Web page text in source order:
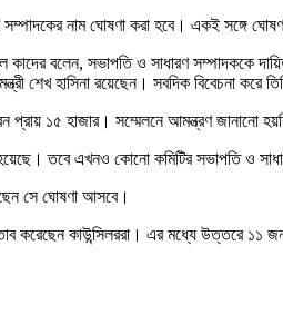
সম্পাদকের নাম ঘোষণা করা হবে। একই সঙ্গে
বলেন, সভাপতি ও সাধারণ সম্পাদককে
শেখ হাসিনা রয়েছেন। সবদিক বিবেচনা করে
প্রায় ১৫ হাজার। সম্মেলনে আমন্ত্রণ
তবে এখনও কোনো কমিটির সভাপতি ও
সে ঘোষণা আসবে।
করেছেন কাউন্সিলররা। এর মধ্যে উত্তরে